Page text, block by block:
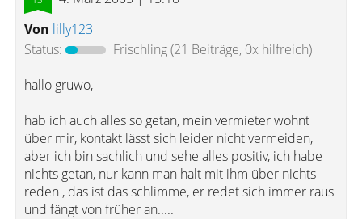
Von lilly123
Status:
Frischling(21 Beiträge, 0x hilfreich)
hallo gruwo,
hab ich auch alles so getan, mein vermieter wohnt
über mir, kontakt lässt sich leider nicht vermeiden,
aber ich bin sachlich und sehe alles positiv, ich habe
nichts getan, nur kann man halt mit ihm über nichts
reden , das ist das schlimme, er redet sich immer raus
und fängt von früher an.....